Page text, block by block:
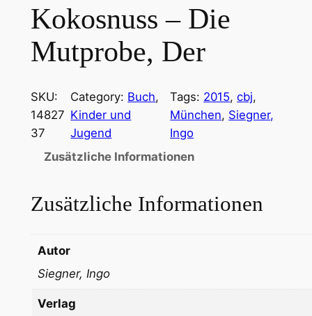
Kokosnuss – Die
Mutprobe, Der
SKU:
14827
37
Category: Buch
Kinder und
Jugend
Tags: 2015, cbj
München, Siegner,
Ingo
Zusätzliche Informationen
Zusätzliche Informationen
Autor
Siegner, Ingo
Verlag